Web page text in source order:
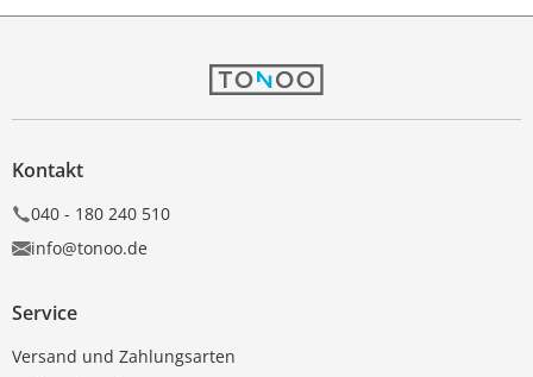
Kontakt
040 - 180 240 510
info@tonoo.de
Service
Versand und Zahlungsarten